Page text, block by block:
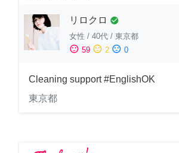
リロクロ check_circle
女性 / 40代 / 東京都
sentiment_satisfied 59 sentiment_neutral 2 sentiment_dissatisfied 0
Cleaning support #EnglishOK
東京都